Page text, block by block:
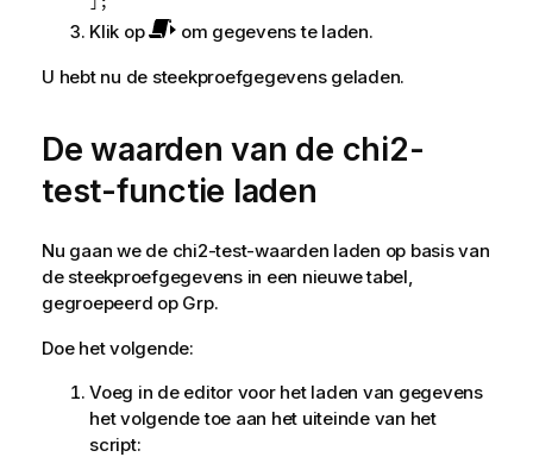
Klik op
om gegevens te laden.
U hebt nu de steekproefgegevens geladen.
De waarden van de chi2-
test-functie laden
Nu gaan we de chi2-test-waarden laden op basis van
de steekproefgegevens in een nieuwe tabel,
gegroepeerd op Grp.
Doe het volgende:
Voeg in de editor voor het laden van gegevens
het volgende toe aan het uiteinde van het
script: